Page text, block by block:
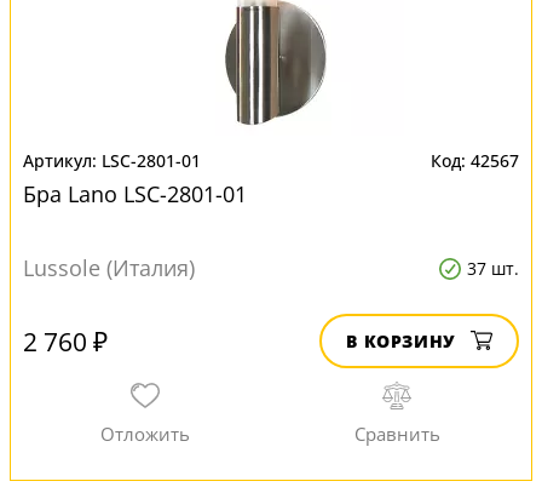
LSC-2801-01 42567
Бра Lano LSC-2801-01
Lussole (Италия) 37 шт.
2 760 ₽ В КОРЗИНУ